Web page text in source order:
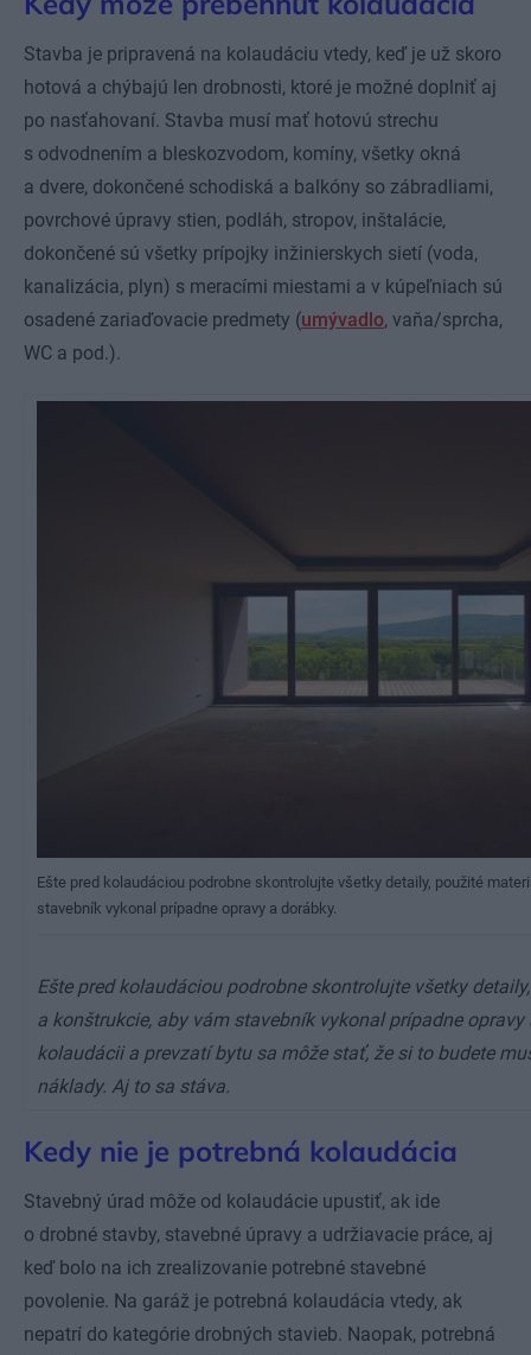
Stavba je pripravená na kolaudáciu vtedy, keď je už skoro
hotová a chýbajú len drobnosti, ktoré je možné doplniť aj
po nasťahovaní. Stavba musí mať hotovú strechu
s odvodnením a bleskozvodom, komíny, všetky okná
a dvere, dokončené schodiská a balkóny so zábradliami,
povrchové úpravy stien, podláh, stropov, inštalácie,
dokončené sú všetky prípojky inžinierskych sietí (voda,
kanalizácia, plyn) s meracími miestami a v kúpeľniach sú
osadené zariaďovacie predmety (umývadlo, vaňa/sprcha,
WC a pod.).
Ešte pred kolaudáciou podrobne skontrolujte všetky detaily, použité
stavebník vykonal prípadne opravy a dorábky.
Ešte pred kolaudáciou podrobne skontrolujte všetky
a konštrukcie, aby vám stavebník vykonal prípadne opravy
kolaudácii a prevzatí bytu sa môže stať, že si to budete
náklady. Aj to sa stáva.
Kedy nie je potrebná kolaudácia
Stavebný úrad môže od kolaudácie upustiť, ak ide
o drobné stavby, stavebné úpravy a udržiavacie práce, aj
keď bolo na ich zrealizovanie potrebné stavebné
povolenie. Na garáž je potrebná kolaudácia vtedy, ak
nepatrí do kategórie drobných stavieb. Naopak, potrebná